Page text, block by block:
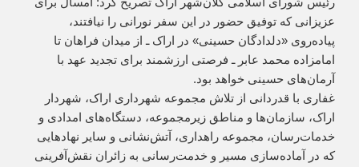
عزیزانی که توفیق حضور در این سفر نورانی را نیافتند،
پیاده‌روی «دلدادگان حسینی» در اراک ـ از میدان فراهان تا
امامزاده محمد عابر ـ فرصتی ارزشمند برای تجدید عهد با
آرمان‌های حسینی خواهد بود.
غفاری با قدردانی از تلاش مجموعه شهرداری اراک، شهردار
اراک، سازمان‌ها و مناطق زیرمجموعه، دستگاه‌های امدادی و
خدمات‌رسان، مجموعه راهداری، آتش‌نشانی و سایر نهادهایی
که در آماده‌سازی مسیر و خدمت‌رسانی به زائران نقش‌آفرینی